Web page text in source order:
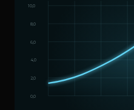
0,0
2,0
4,0
6,0
8,0
10,0